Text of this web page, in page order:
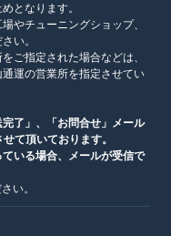
となります。
やチューニングショップ、
い。
ご指定された場合などは、
運の営業所を指定させてい
了」、「お問合せ」メール
て頂いております。
いる場合、メールが受信で
い。